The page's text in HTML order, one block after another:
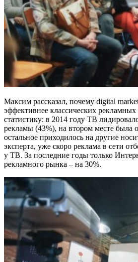
Максим рассказал, почему digital
эффективнее классических
статистику: в 2014 году ТВ
рекламы (43%), на втором месте была
остальное приходилось на другие
эксперта, уже скоро реклама в сети
у ТВ. За последние годы только
рекламного рынка – на 30%.